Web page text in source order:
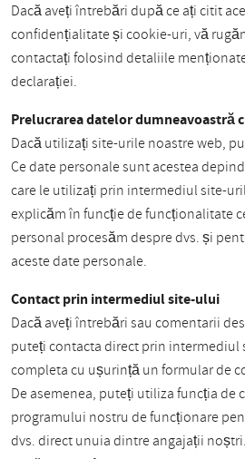
Dacă aveți întrebări după ce ați citit
confidențialitate și cookie-uri, vă
contactați folosind detaliile
declarației.
Prelucrarea datelor dumneavoastră
Dacă utilizați site-urile noastre web,
Ce date personale sunt acestea
care le utilizați prin intermediul site-
explicăm în funcție de funcționalitate
personal procesăm despre dvs. și
aceste date personale.
Contact prin intermediul site-ului
Dacă aveți întrebări sau comentarii
puteți contacta direct prin intermediul
completa cu ușurință un formular de
De asemenea, puteți utiliza funcția de
programului nostru de funcționare
dvs. direct unuia dintre angajații noștri.